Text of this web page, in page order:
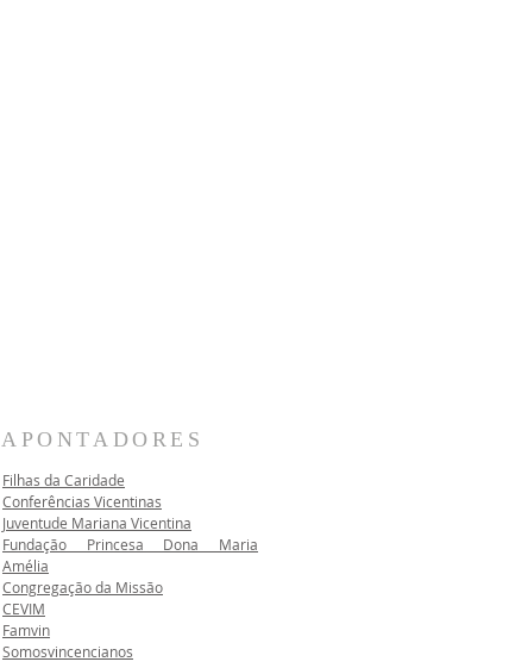
APONTADORES
Filhas da Caridade
Conferências Vicentinas
Juventude Mariana Vicentina
Fundação Princesa Dona Maria
Amélia
Congregação da Missão
CEVIM
Famvin
Somosvincencianos